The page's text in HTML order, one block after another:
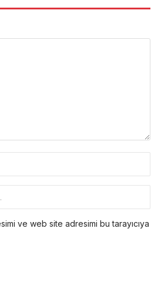
ve web site adresimi bu tarayıcıya